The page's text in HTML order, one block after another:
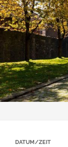
DATUM/ZEIT